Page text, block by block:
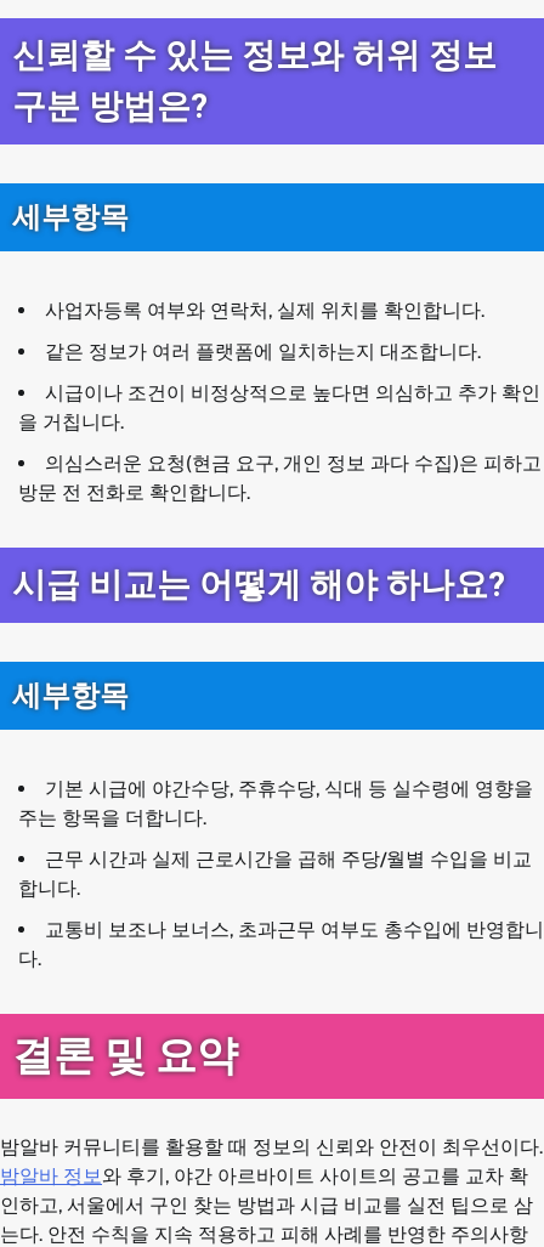
신뢰할 수 있는 정보와 허위 정보
구분 방법은?
세부항목
사업자등록 여부와 연락처, 실제 위치를 확인합니다.
같은 정보가 여러 플랫폼에 일치하는지 대조합니다.
시급이나 조건이 비정상적으로 높다면 의심하고 추가 확인
을 거칩니다.
의심스러운 요청(현금 요구, 개인 정보 과다 수집)은 피하고
방문 전 전화로 확인합니다.
시급 비교는 어떻게 해야 하나요?
세부항목
기본 시급에 야간수당, 주휴수당, 식대 등 실수령에 영향을
주는 항목을 더합니다.
근무 시간과 실제 근로시간을 곱해 주당/월별 수입을 비교
합니다.
교통비 보조나 보너스, 초과근무 여부도 총수입에 반영합니
다.
결론 및 요약
밤알바 커뮤니티를 활용할 때 정보의 신뢰와 안전이 최우선이다.
밤알바 정보 와 후기, 야간 아르바이트 사이트의 공고를 교차 확
인하고, 서울에서 구인 찾는 방법과 시급 비교를 실전 팁으로 삼
는다. 안전 수칙을 지속 적용하고 피해 사례를 반영한 주의사항